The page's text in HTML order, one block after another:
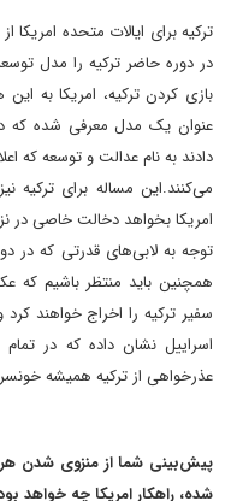
ترکیه برای ایالات متحده
در دوره حاضر ترکیه را مدل
بازی کردن ترکیه، امریکا به
عنوان یک مدل معرفی شده که
دادند به نام عدالت و توسعه که
می‌کنند.این مساله برای ترکیه
امریکا بخواهد دخالت خاصی در
توجه به لابی‌های قدرتی که در
همچنین باید منتظر باشیم که
سفیر ترکیه را اخراج خواهند
اسراییل نشان داده که در
عذرخواهی از ترکیه همیشه
پیش‌بینی شما از منزوی شدن
شده، راهکار امریکا چه خواهد